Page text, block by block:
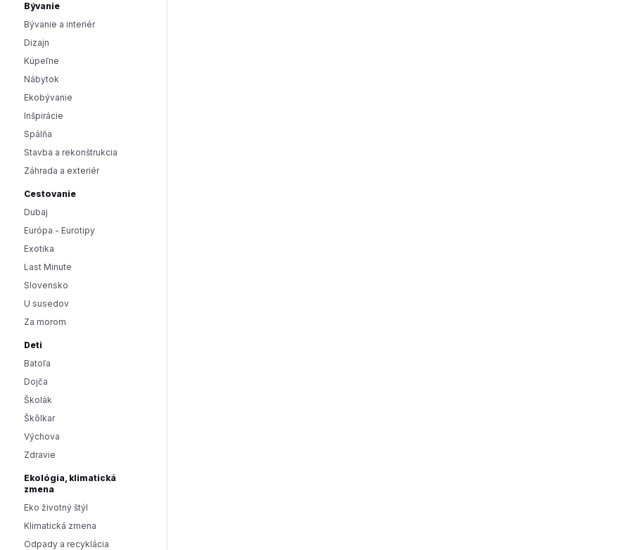
Bývanie
Bývanie a interiér
Dizajn
Kúpeľne
Nábytok
Ekobývanie
Inšpirácie
Spálňa
Stavba a rekonštrukcia
Záhrada a exteriér
Cestovanie
Dubaj
Európa - Eurotipy
Exotika
Last Minute
Slovensko
U susedov
Za morom
Deti
Batoľa
Dojča
Školák
Škôlkar
Výchova
Zdravie
Ekológia, klimatická
zmena
Eko životný štýl
Klimatická zmena
Odpady a recyklácia